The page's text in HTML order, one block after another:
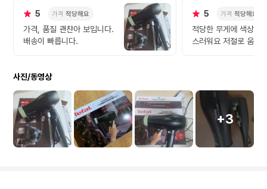
5 가격 적당해요
가격, 품질 괜챤아 보입니다.
배송이 빠릅니다.
5 가격 적당해요
적당한 무게에 색상은
스러워요 저절로 움직
사진/동영상
+3